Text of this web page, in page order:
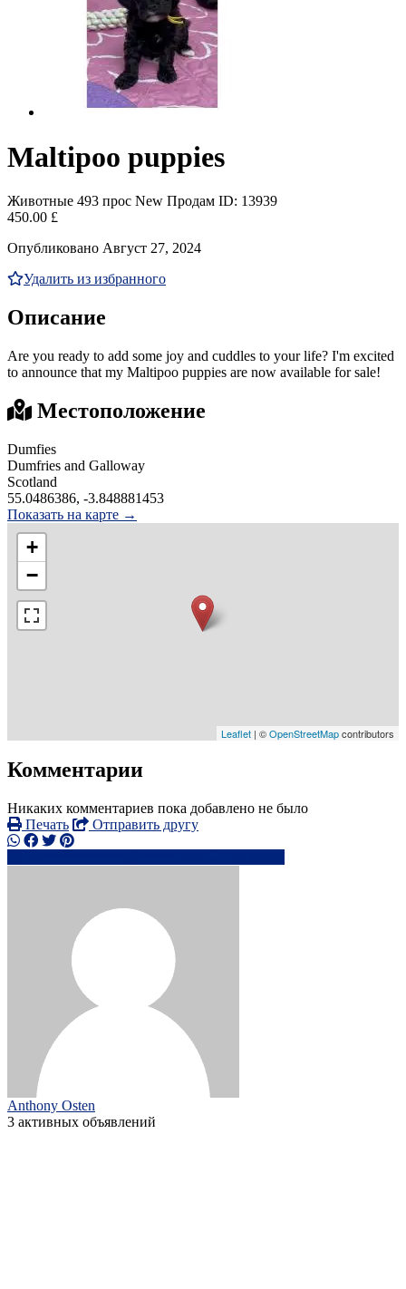
Maltipoo puppies
Животные 493 прос New Продам ID: 13939
450.00 £
Опубликовано Август 27, 2024
Удалить из избранного
Описание
Are you ready to add some joy and cuddles to your life? I'm excited
to announce that my Maltipoo puppies are now available for sale!
Местоположение
Dumfies
Dumfries and Galloway
Scotland
55.0486386, -3.848881453
Показать на карте →
+
−
Leaflet | ©OpenStreetMapcontributors
Комментарии
Никаких комментариев пока добавлено не было
Печать
Отправить другу
Anthony Osten
3 активных объявлений